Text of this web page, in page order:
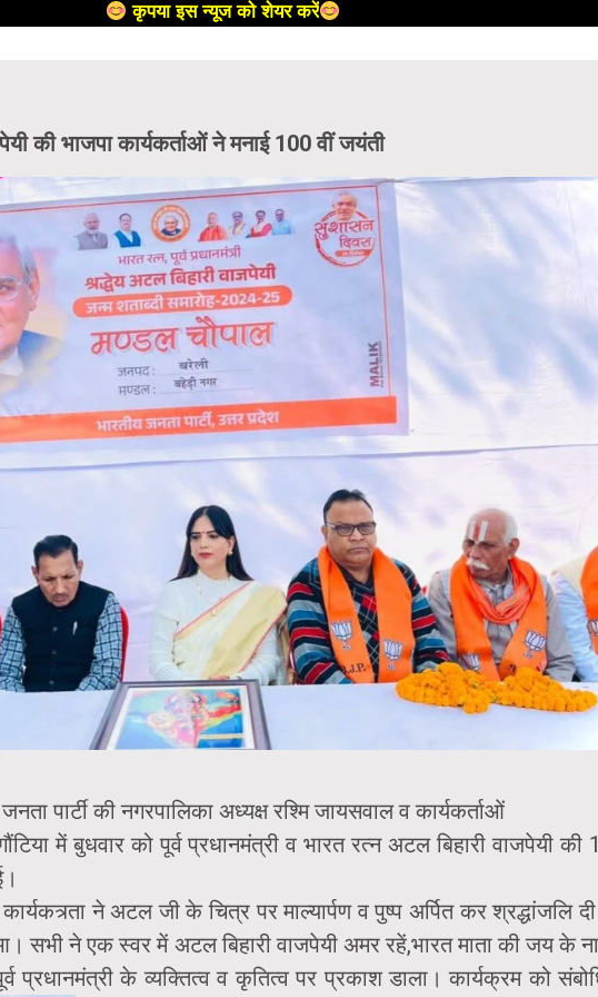
कृपया इस न्यूज को शेयर करें
की भाजपा कार्यकर्ताओं ने मनाई 100 वीं जयंती
पार्टी की नगरपालिका अध्यक्ष रश्मि जायसवाल व कार्यकर्ताओं
में बुधवार को पूर्व प्रधानमंत्री व भारत रत्न अटल बिहारी वाजपेयी
ने अटल जी के चित्र पर माल्यार्पण व पुष्प अर्पित कर श्रद्धांजलि
सभी ने एक स्वर में अटल बिहारी वाजपेयी अमर रहें,भारत माता की जय के
प्रधानमंत्री के व्यक्तित्व व कृतित्व पर प्रकाश डाला।कार्यक्रम को